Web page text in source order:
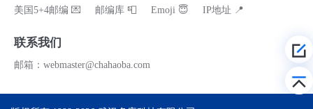
美国5+4邮编 💌 邮编库 📮 Emoji 😇 IP地址 📍
联系我们
邮箱：webmaster@chahaoba.com